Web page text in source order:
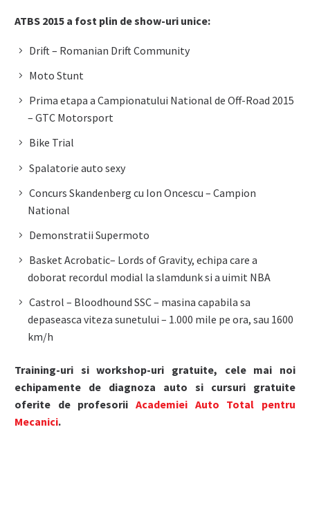
ATBS 2015 a fost plin de show-uri unice:
Drift – Romanian Drift Community
Moto Stunt
Prima etapa a Campionatului National de Off-Road 2015
– GTC Motorsport
Bike Trial
Spalatorie auto sexy
Concurs Skandenberg cu Ion Oncescu – Campion
National
Demonstratii Supermoto
Basket Acrobatic– Lords of Gravity, echipa care a
doborat recordul modial la slamdunk si a uimit NBA
Castrol – Bloodhound SSC – masina capabila sa
depaseasca viteza sunetului – 1.000 mile pe ora, sau 1600
km/h
Training-uri si workshop-uri gratuite, cele mai noi
echipamente de diagnoza auto si cursuri gratuite
oferite de profesorii Academiei Auto Total pentru
Mecanici.